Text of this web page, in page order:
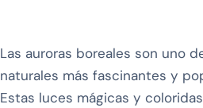
Las auroras boreales son uno
naturales más fascinantes y
Estas luces mágicas y